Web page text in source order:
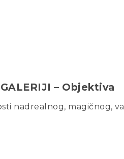
– Objektiva
nadrealnog, magičnog,